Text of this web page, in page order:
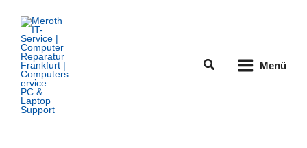
Inhalt
springen
Suchen Menü